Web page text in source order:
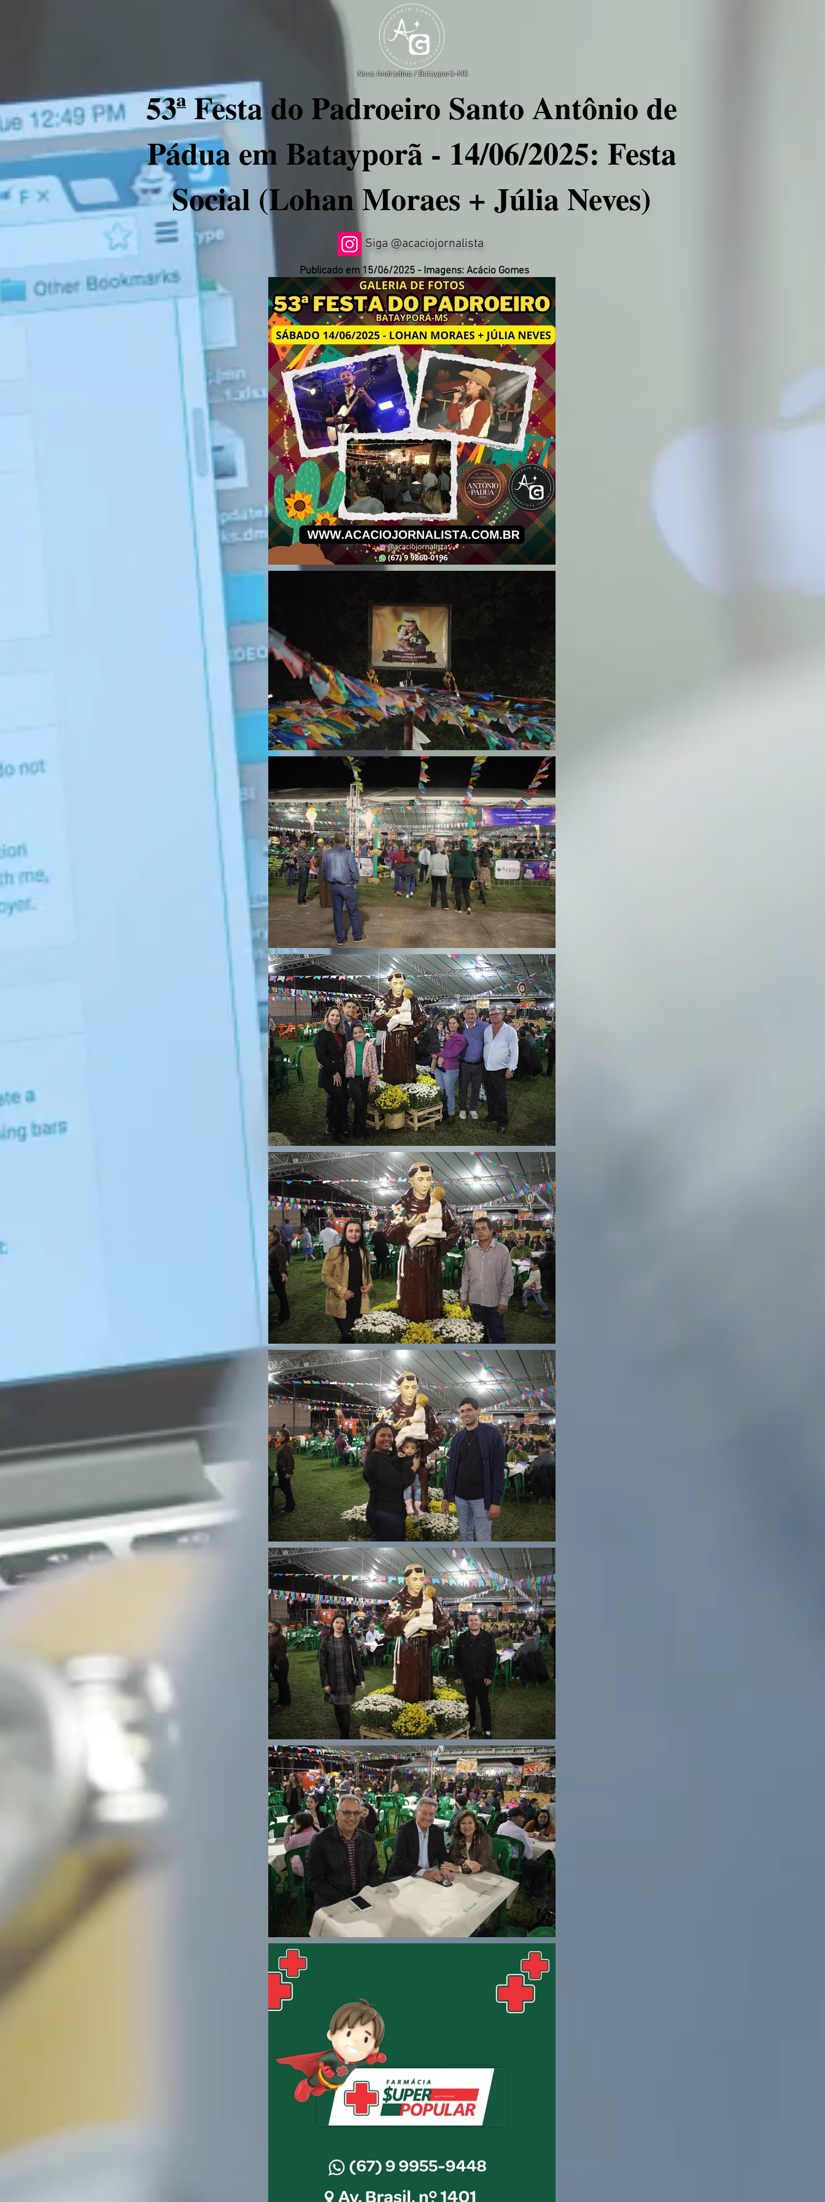
Nova Andradina / Batayporã-MS
53ª Festa do Padroeiro Santo Antônio de
Pádua em Batayporã - 14/06/2025: Festa
Social (Lohan Moraes + Júlia Neves)
Siga @acaciojornalista
Publicado em 15/06/2025 - Imagens: Acácio Gomes